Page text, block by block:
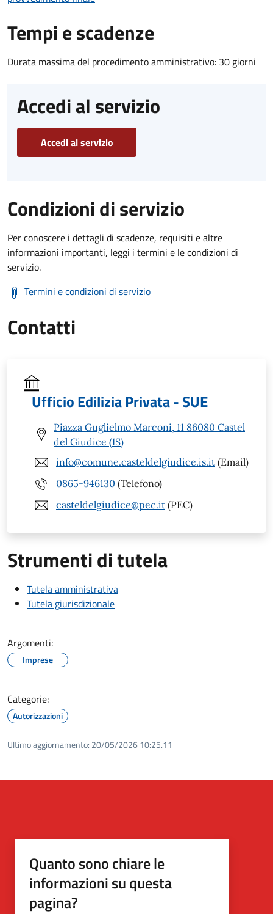
Tempi e scadenze
Durata massima del procedimento amministrativo: 30 giorni
Accedi al servizio
Accedi al servizio
Condizioni di servizio
Per conoscere i dettagli di scadenze, requisiti e altre
informazioni importanti, leggi i termini e le condizioni di
servizio.
Termini e condizioni di servizio
Contatti
Ufficio Edilizia Privata - SUE
Piazza Guglielmo Marconi, 11 86080 Castel
del Giudice (IS)
info@comune.casteldelgiudice.is.it (Email)
0865-946130 (Telefono)
casteldelgiudice@pec.it (PEC)
Strumenti di tutela
Tutela amministrativa
Tutela giurisdizionale
Argomenti:
Imprese
Categorie:
Autorizzazioni
Ultimo aggiornamento: 20/05/2026 10:25.11
Quanto sono chiare le
informazioni su questa
pagina?